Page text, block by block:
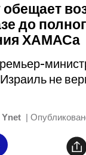
обещает
до
ХАМАСа
не
|